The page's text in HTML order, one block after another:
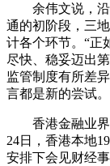
余伟文说，
通的初阶段，三
计各个环节。“正
尽快、稳妥迈出
监管制度有所差
言都是新的尝试
香港金融业
24日，香港本地
安排下会见财经